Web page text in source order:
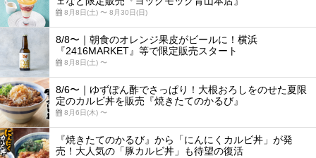
8月8日(土) 〜 8月30日(日)
8/8〜｜朝食のオレンジ果皮がビールに！横浜
『2416MARKET』等で限定販売スタート
8月8日(土) 〜
8/6〜｜ゆずぽん酢でさっぱり！大根おろしをのせた夏限
定のカルビ丼を販売『焼きたてのかるび』
8月6日(木) 〜
『焼きたてのかるび』から「にんにくカルビ丼」が発
売！大人気の「豚カルビ丼」も待望の復活